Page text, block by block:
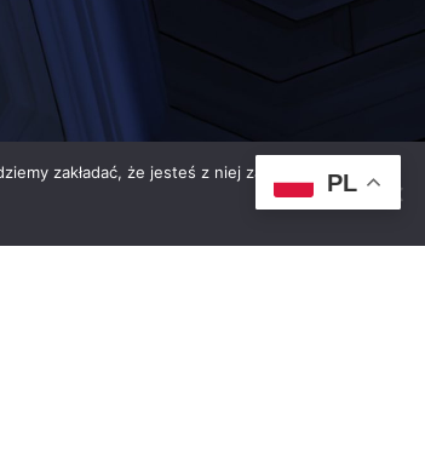
KONTAKT
PL
zakładać, że jesteś z niej zadowolony.